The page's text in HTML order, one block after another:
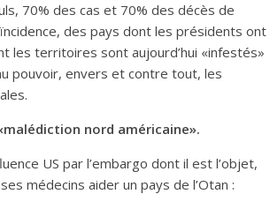
70% des cas et 70% des décès de
des pays dont les présidents ont
les territoires sont aujourd’hui «infestés»
pouvoir, envers et contre tout, les
nord américaine».
US par l’embargo dont il est l’objet,
médecins aider un pays de l’Otan :